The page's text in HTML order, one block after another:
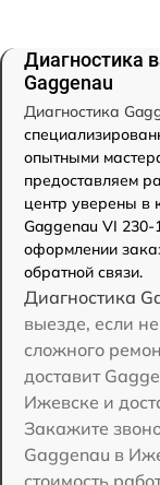
Диагностика
Gaggenau
Диагностика
опытными
предоставляем
центр уверены в
Gaggenau VI 230-
оформлении
обратной связи.
Диагностика
выезде, если
сложного
доставит
Ижевске и
Закажите
Gaggenau в